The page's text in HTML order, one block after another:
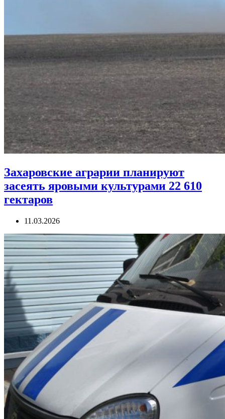
Захаровские аграрии планируют
засеять яровыми культурами 22 610
гектаров
11.03.2026